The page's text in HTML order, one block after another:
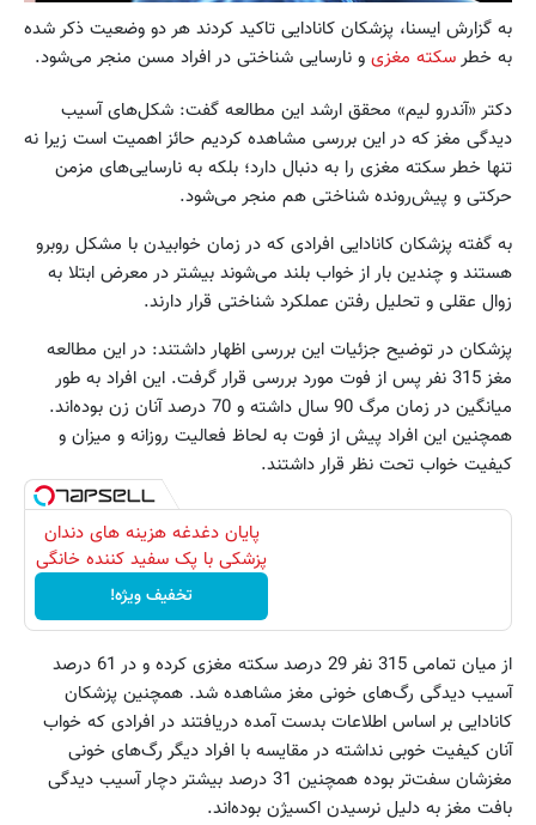
به گزارش ايسنا، پزشکان کانادایی تاکید کردند هر دو وضعیت ذکر شده
به خطرسکته مغزی و نارسایی شناختی در افراد مسن منجر می‌شود.
دکتر «آندرو لیم» محقق ارشد این مطالعه گفت: شکل‌های آسیب
دیدگی مغز که در این بررسی مشاهده کردیم حائز اهمیت است زیرا نه
تنها خطر سکته مغزی را به دنبال دارد؛ بلکه به نارسایی‌های مزمن
حرکتی و پیش‌رونده شناختی هم منجر می‌شود.
به گفته پزشکان کانادایی افرادی که در زمان خوابیدن با مشکل روبرو
هستند و چندین بار از خواب بلند می‌شوند بیشتر در معرض ابتلا به
زوال عقلی و تحلیل رفتن عملکرد شناختی قرار دارند.
پزشکان در توضیح جزئیات این بررسی اظهار داشتند: در این مطالعه
مغز 315 نفر پس از فوت مورد بررسی قرار گرفت. این افراد به طور
میانگین در زمان مرگ 90 سال داشته و 70 درصد آنان زن بوده‌اند.
همچنین این افراد پیش از فوت به لحاظ فعالیت روزانه و میزان و
کیفیت خواب تحت نظر قرار داشتند.
پایان دغدغه هزینه های دندان
پزشکی با پک سفید کننده خانگی
تخفیف ویژه!
از میان تمامی 315 نفر 29 درصد سکته مغزی کرده و در 61 درصد
آسیب دیدگی رگ‌های خونی مغز مشاهده شد. همچنین پزشکان
کانادایی بر اساس اطلاعات بدست آمده دریافتند در افرادی که خواب
آنان کیفیت خوبی نداشته در مقایسه با افراد دیگر رگ‌های خونی
مغزشان سفت‌تر بوده همچنین 31 درصد بیشتر دچار آسیب دیدگی
بافت مغز به دلیل نرسیدن اکسیژن بوده‌اند.